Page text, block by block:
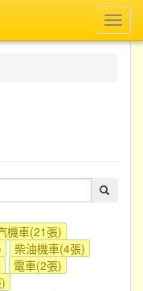
機車(21張)
柴油機車(4張)
電車(2張)